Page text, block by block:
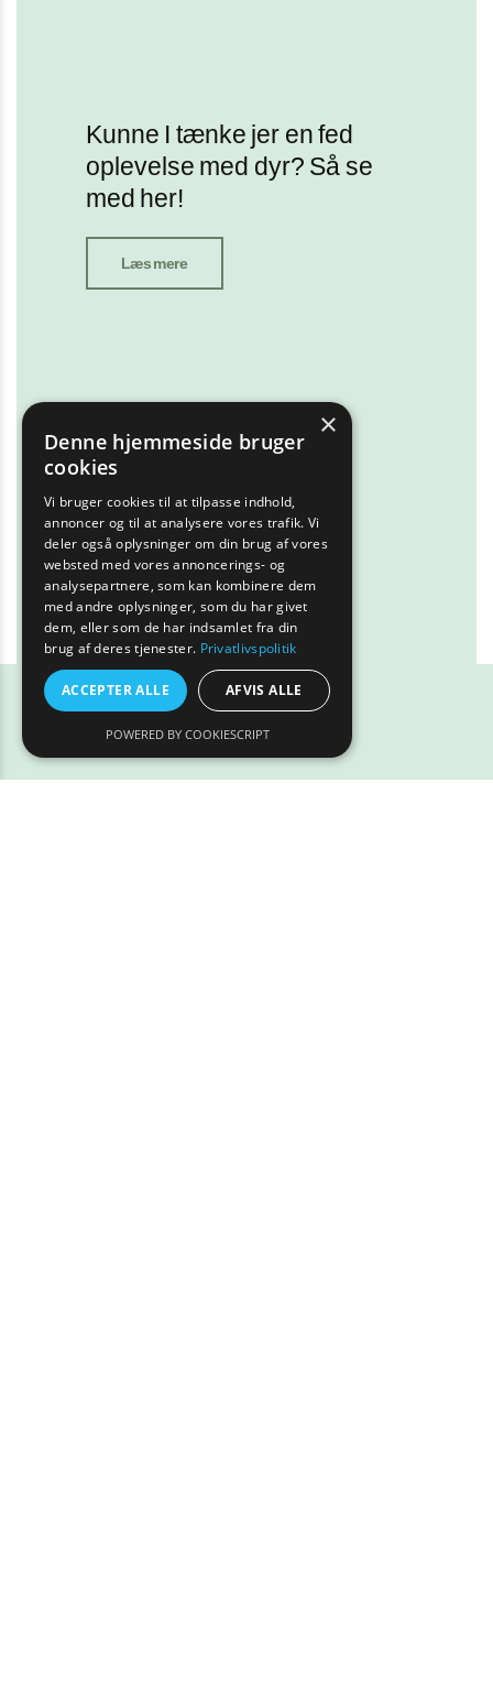
Kunne I tænke jer en fed
oplevelse med dyr? Så se
med her!
Læs mere
×
Denne hjemmeside bruger
cookies
Vi bruger cookies til at tilpasse indhold,
annoncer og til at analysere vores trafik. Vi
deler også oplysninger om din brug af vores
websted med vores annoncerings- og
analysepartnere, som kan kombinere dem
med andre oplysninger, som du har givet
dem, eller som de har indsamlet fra din
brug af deres tjenester. Privatlivspolitik
ACCEPTER ALLE AFVIS ALLE
POWERED BY COOKIESCRIPT